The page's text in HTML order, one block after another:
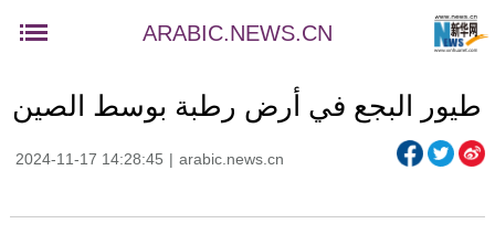
ARABIC.NEWS.CN
طيور البجع في أرض رطبة بوسط الصين
2024-11-17 14:28:45 | arabic.news.cn